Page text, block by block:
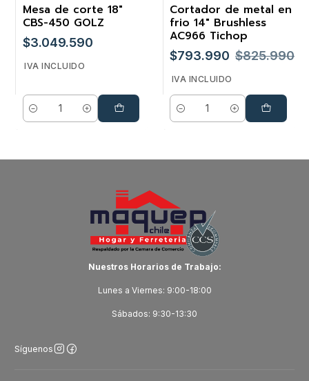
Mesa de corte 18"
CBS-450 GOLZ
$3.049.590
IVA INCLUIDO
Cantidad
-4%
Cortador de metal en
frio 14" Brushless
AC966 Tichop
$793.990 $825.990
IVA INCLUIDO
Cantidad
Nuestros Horarios de Trabajo:
Lunes a Viernes: 9:00-18:00
Sábados: 9:30-13:30
Síguenos